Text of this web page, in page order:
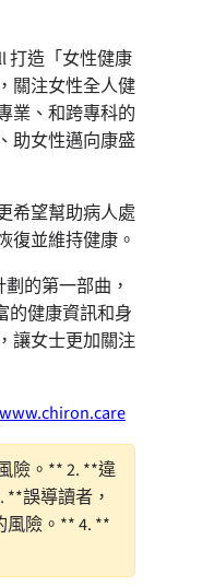
打造「女性健康
關注女性全人健
業、和跨專科的
助女性邁向康盛
希望幫助病人處
復並維持健康。
的第一部曲，
的健康資訊和身
讓女士更加關注
www.chiron.care
險。** 2. **違
誤導讀者，
險。** 4. **